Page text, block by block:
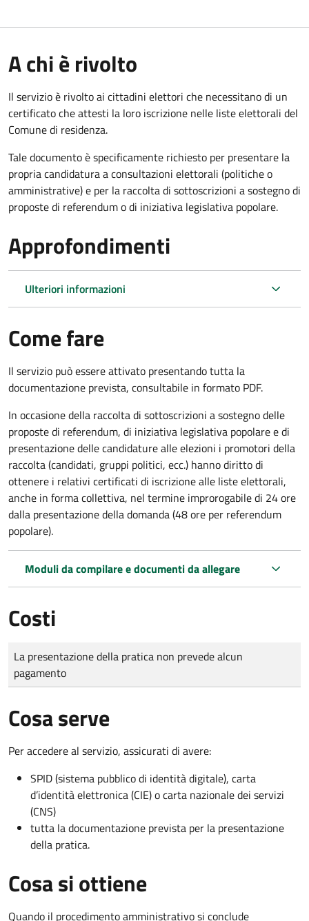
A chi è rivolto
Il servizio è rivolto ai cittadini elettori che necessitano di un
certificato che attesti la loro iscrizione nelle liste elettorali del
Comune di residenza.
Tale documento è specificamente richiesto per presentare la
propria candidatura a consultazioni elettorali (politiche o
amministrative) e per la raccolta di sottoscrizioni a sostegno di
proposte di referendum o di iniziativa legislativa popolare.
Approfondimenti
Ulteriori informazioni
Come fare
Il servizio può essere attivato presentando tutta la
documentazione prevista, consultabile in formato PDF.
In occasione della raccolta di sottoscrizioni a sostegno delle
proposte di referendum, di iniziativa legislativa popolare e di
presentazione delle candidature alle elezioni i promotori della
raccolta (candidati, gruppi politici, ecc.) hanno diritto di
ottenere i relativi certificati di iscrizione alle liste elettorali,
anche in forma collettiva, nel termine improrogabile di 24 ore
dalla presentazione della domanda (48 ore per referendum
popolare).
Moduli da compilare e documenti da allegare
Costi
Tipo di pagamento
Importo
La presentazione della pratica non prevede alcun
pagamento
Cosa serve
Per accedere al servizio, assicurati di avere:
SPID (sistema pubblico di identità digitale), carta
d’identità elettronica (CIE) o carta nazionale dei servizi
(CNS)
tutta la documentazione prevista per la presentazione
della pratica.
Cosa si ottiene
Quando il procedimento amministrativo si conclude